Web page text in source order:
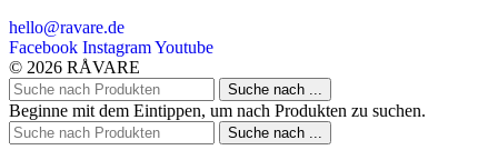
hello@ravare.de
Facebook InstagramYoutube
© 2026 RÅVARE
Suche nach ...
Beginne mit dem Eintippen, um nach Produkten zu suchen.
Suche nach ...